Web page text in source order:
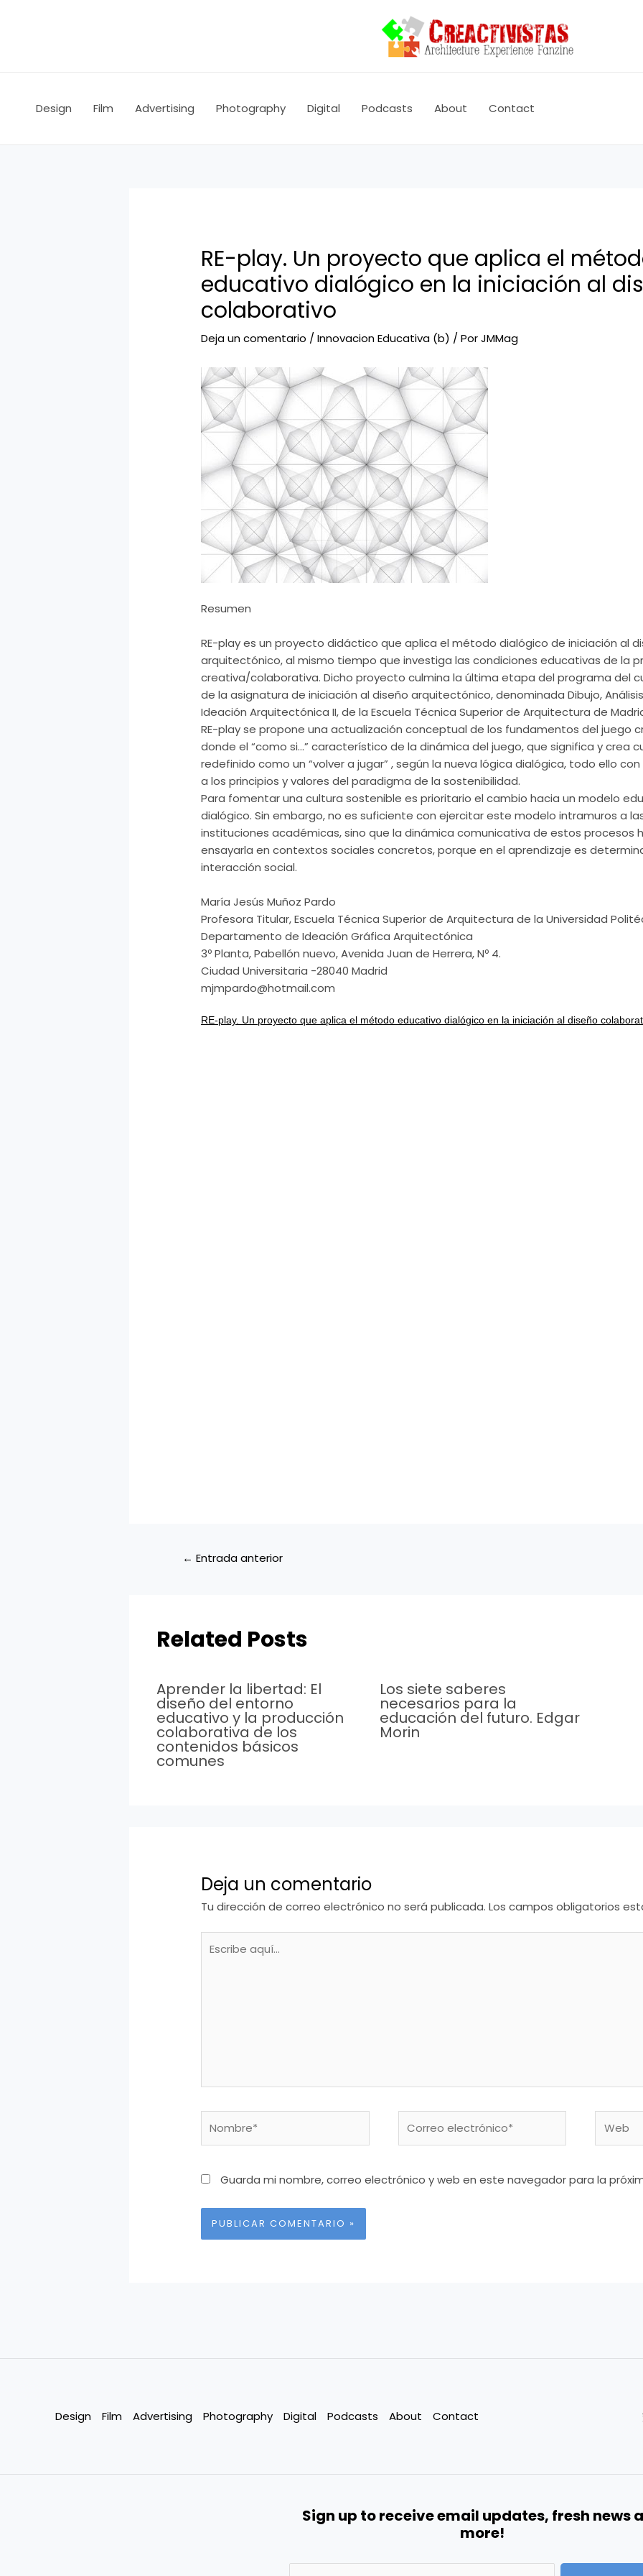
Design Film Advertising Photography Digital Podcasts About Contact
RE-play. Un proyecto que aplica el
educativo dialógico en la iniciación al
colaborativo
Deja un comentario /Innovacion Educativa (b) / PorJMMag
Resumen
RE-play es un proyecto didáctico que aplica el método dialógico de iniciación al
arquitectónico, al mismo tiempo que investiga las condiciones educativas de la
creativa/colaborativa. Dicho proyecto culmina la última etapa del programa del
de la asignatura de iniciación al diseño arquitectónico, denominada Dibujo,
Ideación Arquitectónica II, de la Escuela Técnica Superior de Arquitectura de
RE-play se propone una actualización conceptual de los fundamentos del juego
donde el “como si…” característico de la dinámica del juego, que significa y crea
redefinido como un “volver a jugar” , según la nueva lógica dialógica, todo ello
a los principios y valores del paradigma de la sostenibilidad.
Para fomentar una cultura sostenible es prioritario el cambio hacia un modelo
dialógico. Sin embargo, no es suficiente con ejercitar este modelo intramuros a
instituciones académicas, sino que la dinámica comunicativa de estos procesos
ensayarla en contextos sociales concretos, porque en el aprendizaje es
interacción social.
María Jesús Muñoz Pardo
Profesora Titular, Escuela Técnica Superior de Arquitectura de la Universidad
Departamento de Ideación Gráfica Arquitectónica
3º Planta, Pabellón nuevo, Avenida Juan de Herrera, Nº 4.
Ciudad Universitaria -28040 Madrid
mjmpardo@hotmail.com
RE-play. Un proyecto que aplica el método educativo dialógico en la iniciación al diseño
← Entrada anterior
Related Posts
Aprender la libertad: El
diseño del entorno
educativo y la producción
colaborativa de los
contenidos básicos
comunes
Los siete saberes
necesarios para la
educación del futuro. Edgar
Morin
Deja un comentario
Tu dirección de correo electrónico no será publicada. Los campos obligatorios
aquí...
electrónico*
Guarda mi nombre, correo electrónico y web en este navegador para la
Design Film Advertising Photography Digital Podcasts About Contact
Sign up to receive email updates, fresh news
more!
A